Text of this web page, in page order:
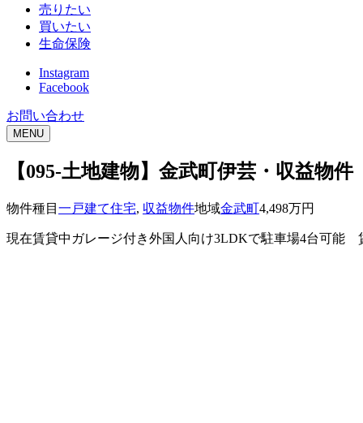
売りたい
買いたい
生命保険
Instagram
Facebook
お問い合わせ
MENU
【095-土地建物】金武町伊芸・収益物件
物件種目 一戸建て住宅, 収益物件地域金武町4,498万円
現在賃貸中ガレージ付き外国人向け3LDKで駐車場4台可能